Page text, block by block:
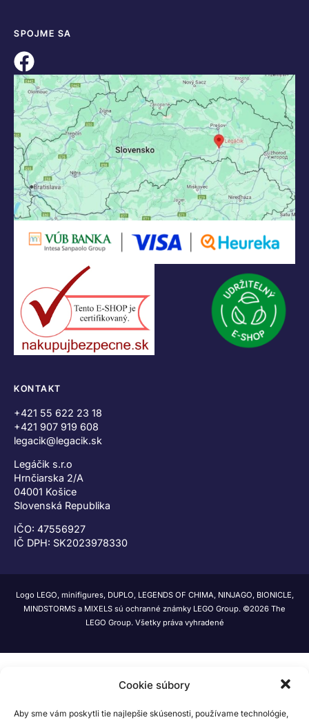
Cookie súbory
Aby sme vám poskytli tie najlepšie skúsenosti, používame technológie,
SPOJME SA
KONTAKT
+421 55 622 23 18
+421 907 919 608
legacik@legacik.sk
Legáčik s.r.o
Hrnčiarska 2/A
04001 Košice
Slovenská Republika
IČO: 47556927
IČ DPH: SK2023978330
Logo LEGO, minifigures, DUPLO, LEGENDS OF CHIMA, NINJAGO, BIONICLE,
MINDSTORMS a MIXELS sú ochranné známky LEGO Group. ©2026 The
LEGO Group. Všetky práva vyhradené